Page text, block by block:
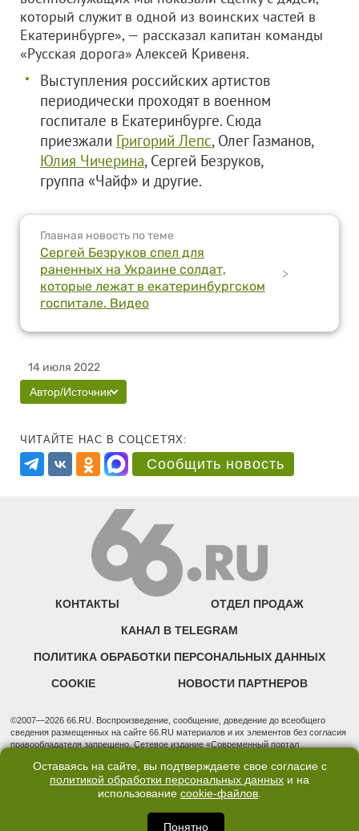
который служит в одной из воинских частей в
Екатеринбурге», — рассказал капитан команды
«Русская дорога» Алексей Кривеня.
Выступления российских артистов
периодически проходят в военном
госпитале в Екатеринбурге. Сюда
приезжали Григорий Лепс, Олег Газманов,
Юлия Чичерина, Сергей Безруков,
группа «Чайф» и другие.
Главная новость по теме
Сергей Безруков спел для
раненных на Украине солдат,
которые лежат в екатеринбургском
госпитале. Видео
>
14 июля 2022
Автор/Источник
ЧИТАЙТЕ НАС В СОЦСЕТЯХ:
Сообщить новость
КОНТАКТЫ ОТДЕЛ ПРОДАЖ
КАНАЛ В TELEGRAM
ПОЛИТИКА ОБРАБОТКИ ПЕРСОНАЛЬНЫХ ДАННЫХ
COOKIE НОВОСТИ ПАРТНЕРОВ
©2007—2026 66.RU. Воспроизведение, сообщение, доведение до всеобщего
сведения размещенных на сайте 66.RU материалов и их элементов без согласия
правообладателя запрещено. Сетевое издание «Современный портал
надзору в сфере связи, информационных технологий и массовых коммуникаций
(Роскомнадзор). Регистрационный номер ЭЛ № ФС 77 - 76634 от 02.09.2019
Учредитель: Общество с ограниченной ответственностью "66.ру". Юридический
3, оф. 7015 Фактический адрес редакции и отдела продаж: 620014, Свердловская
обл., г. Екатеринбург, ул. Бориса Ельцина, д. 3, оф. 7015, +7 (343) 288-50-66
Оставаясь на сайте, вы подтверждаете свое согласие с
политикой обработки персональных данных и на
использование cookie-файлов.
Понятно